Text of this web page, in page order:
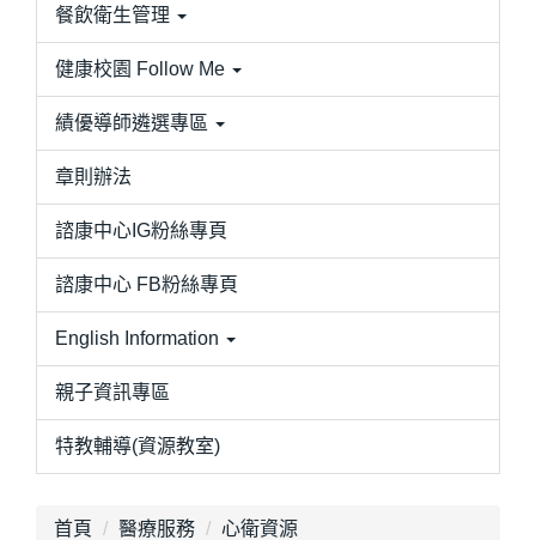
餐飲衛生管理
健康校園 Follow Me
績優導師遴選專區
章則辦法
諮康中心IG粉絲專頁
諮康中心 FB粉絲專頁
English Information
親子資訊專區
特教輔導(資源教室)
首頁 醫療服務 心衛資源